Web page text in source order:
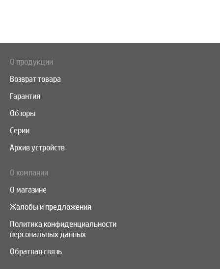
О продукции
Возврат товара
Гарантия
Обзоры
Серии
Архив устройств
О компании
О магазине
Жалобы и предложения
Политика конфиденциальности
персональных данных
Обратная связь